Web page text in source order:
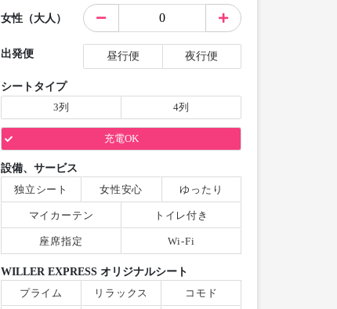
女性（大人）
出発便 昼行便 夜行便
シートタイプ
3列
4列
充電OK
設備、サービス
独立シート
女性安心 ゆったり
マイカーテン トイレ付き
座席指定 Wi-Fi
WILLER EXPRESS オリジナルシート
プライム
リラックス コモド